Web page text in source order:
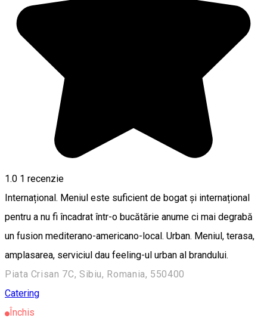
1.0 1 recenzie
Internațional. Meniul este suficient de bogat și internațional
pentru a nu fi încadrat într-o bucătărie anume ci mai degrabă
un fusion mediterano-americano-local. Urban. Meniul, terasa,
amplasarea, serviciul dau feeling-ul urban al brandului.
Piata Crisan 7C, Sibiu, Romania, 550400
Catering
Închis